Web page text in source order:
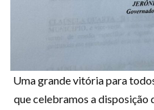
Uma grande vitória para
que celebramos a disposição